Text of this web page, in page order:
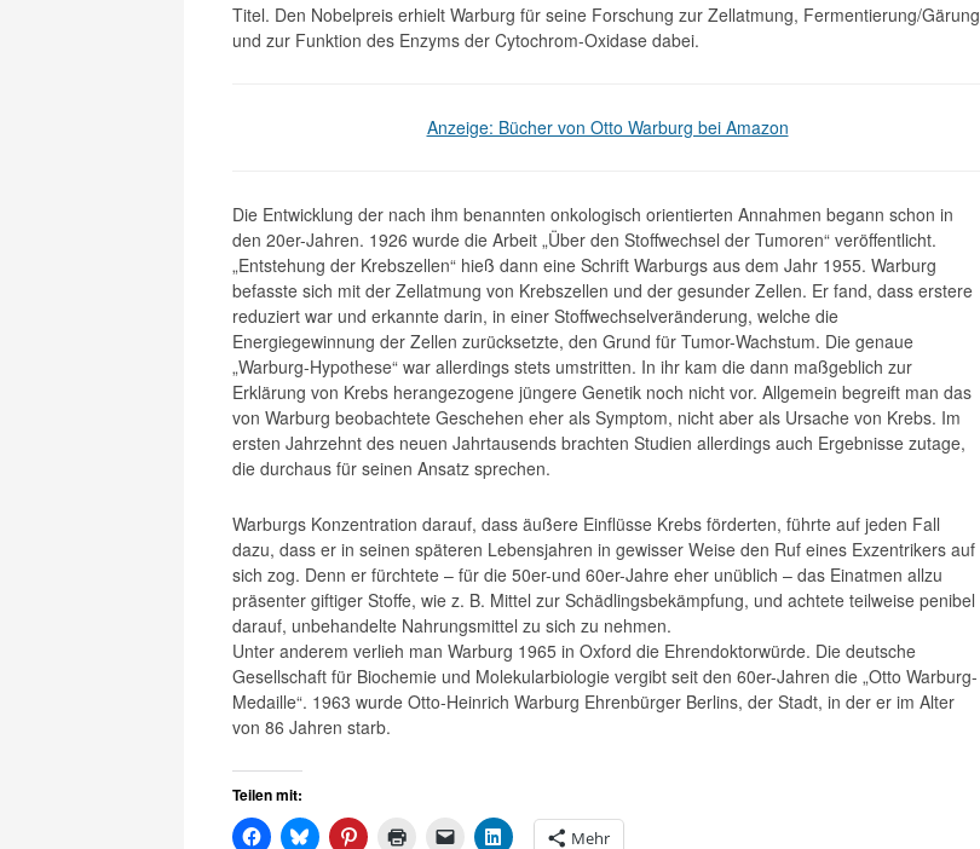
Titel. Den Nobelpreis erhielt Warburg für seine Forschung zur Zellatmung, Fermentierung/Gärung
und zur Funktion des Enzyms der Cytochrom-Oxidase dabei.
Anzeige: Bücher von Otto Warburg bei Amazon
Die Entwicklung der nach ihm benannten onkologisch orientierten Annahmen begann schon in
den 20er-Jahren. 1926 wurde die Arbeit „Über den Stoffwechsel der Tumoren“ veröffentlicht.
„Entstehung der Krebszellen“ hieß dann eine Schrift Warburgs aus dem Jahr 1955. Warburg
befasste sich mit der Zellatmung von Krebszellen und der gesunder Zellen. Er fand, dass erstere
reduziert war und erkannte darin, in einer Stoffwechselveränderung, welche die
Energiegewinnung der Zellen zurücksetzte, den Grund für Tumor-Wachstum. Die genaue
„Warburg-Hypothese“ war allerdings stets umstritten. In ihr kam die dann maßgeblich zur
Erklärung von Krebs herangezogene jüngere Genetik noch nicht vor. Allgemein begreift man das
von Warburg beobachtete Geschehen eher als Symptom, nicht aber als Ursache von Krebs. Im
ersten Jahrzehnt des neuen Jahrtausends brachten Studien allerdings auch Ergebnisse zutage,
die durchaus für seinen Ansatz sprechen.
Warburgs Konzentration darauf, dass äußere Einflüsse Krebs förderten, führte auf jeden Fall
dazu, dass er in seinen späteren Lebensjahren in gewisser Weise den Ruf eines Exzentrikers auf
sich zog. Denn er fürchtete – für die 50er-und 60er-Jahre eher unüblich – das Einatmen allzu
präsenter giftiger Stoffe, wie z. B. Mittel zur Schädlingsbekämpfung, und achtete teilweise penibel
darauf, unbehandelte Nahrungsmittel zu sich zu nehmen.
Unter anderem verlieh man Warburg 1965 in Oxford die Ehrendoktorwürde. Die deutsche
Gesellschaft für Biochemie und Molekularbiologie vergibt seit den 60er-Jahren die „Otto Warburg-
Medaille“. 1963 wurde Otto-Heinrich Warburg Ehrenbürger Berlins, der Stadt, in der er im Alter
von 86 Jahren starb.
Teilen mit:
Mehr